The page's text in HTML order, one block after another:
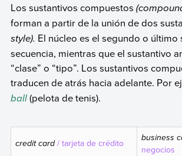
Los sustantivos compuestos (
forman a partir de la unión de dos
style). El núcleo es el segundo o último
secuencia, mientras que el sustantivo
“clase” o “tipo”. Los sustantivos
traducen de atrás hacia adelante. Por
ball(pelota de tenis).
credit card / tarjeta de crédito business
negocios